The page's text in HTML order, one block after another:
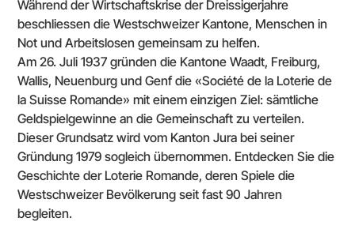
Während der Wirtschaftskrise der Dreissigerjahre
beschliessen die Westschweizer Kantone, Menschen in
Not und Arbeitslosen gemeinsam zu helfen.
Am 26. Juli 1937 gründen die Kantone Waadt, Freiburg,
Wallis, Neuenburg und Genf die «Société de la Loterie de
la Suisse Romande» mit einem einzigen Ziel: sämtliche
Geldspielgewinne an die Gemeinschaft zu verteilen.
Dieser Grundsatz wird vom Kanton Jura bei seiner
Gründung 1979 sogleich übernommen. Entdecken Sie die
Geschichte der Loterie Romande, deren Spiele die
Westschweizer Bevölkerung seit fast 90 Jahren
begleiten.